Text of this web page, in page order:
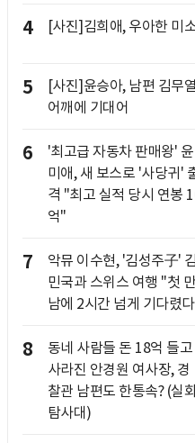
4 [사진]김희애, 우아한 미
5
[사진]윤승아, 남편 김무열
어깨에 기대어
6
'최고급 자동차 판매왕' 윤
미애, 새 보스로 '사당귀'
격 "최고 실적 당시 연봉
억"
7
악뮤 이수현, '김성주子' 김
민국과 스위스 여행 "첫 만
남에 2시간 넘게 기다렸
8
동네 사람들 돈 18억 들고
사라진 안경원 여사장, 경
찰관 남편도 한통속? (실
탐사대)